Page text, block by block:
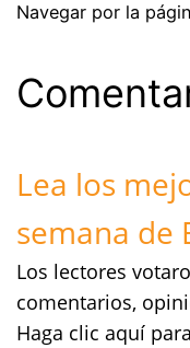
Navegar por la
Lea los
semana de
Los lectores
comentarios,
Haga clic aquí